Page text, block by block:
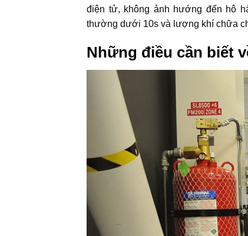
điện tử, không ảnh hướng đến hô
thường dưới 10s và lượng khí chữa
Những điều cần biết